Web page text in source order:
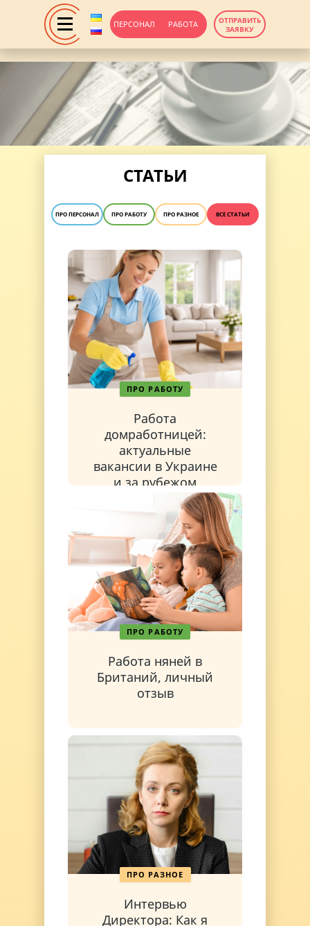
ПЕРСОНАЛ РАБОТА
ОТПРАВИТЬ
ЗАЯВКУ
СТАТЬИ
ПРО ПЕРСОНАЛ ПРО РАБОТУ ПРО РАЗНОЕ ВСЕ СТАТЬИ
ПРО РАБОТУ
Работа
домработницей:
актуальные
вакансии в Украине
и за рубежом
ПРО РАБОТУ
Работа няней в
Британий, личный
отзыв
ПРО РАЗНОЕ
Интервью
Директора: Как я